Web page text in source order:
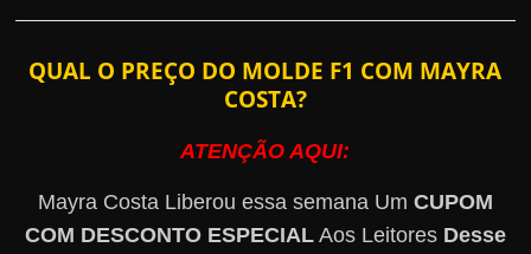
QUAL O PREÇO DO MOLDE F1 COM MAYRA
COSTA?
ATENÇÃO AQUI:
Mayra Costa Liberou essa semana Um CUPOM
COM DESCONTO ESPECIALAos Leitores Desse